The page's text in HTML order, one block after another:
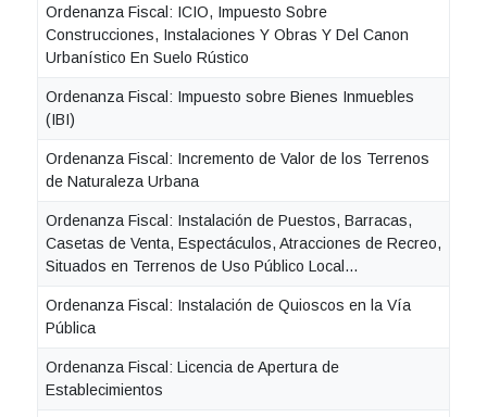
Ordenanza Fiscal: ICIO, Impuesto Sobre
Construcciones, Instalaciones Y Obras Y Del Canon
Urbanístico En Suelo Rústico
Ordenanza Fiscal: Impuesto sobre Bienes Inmuebles
(IBI)
Ordenanza Fiscal: Incremento de Valor de los Terrenos
de Naturaleza Urbana
Ordenanza Fiscal: Instalación de Puestos, Barracas,
Casetas de Venta, Espectáculos, Atracciones de Recreo,
Situados en Terrenos de Uso Público Local...
Ordenanza Fiscal: Instalación de Quioscos en la Vía
Pública
Ordenanza Fiscal: Licencia de Apertura de
Establecimientos